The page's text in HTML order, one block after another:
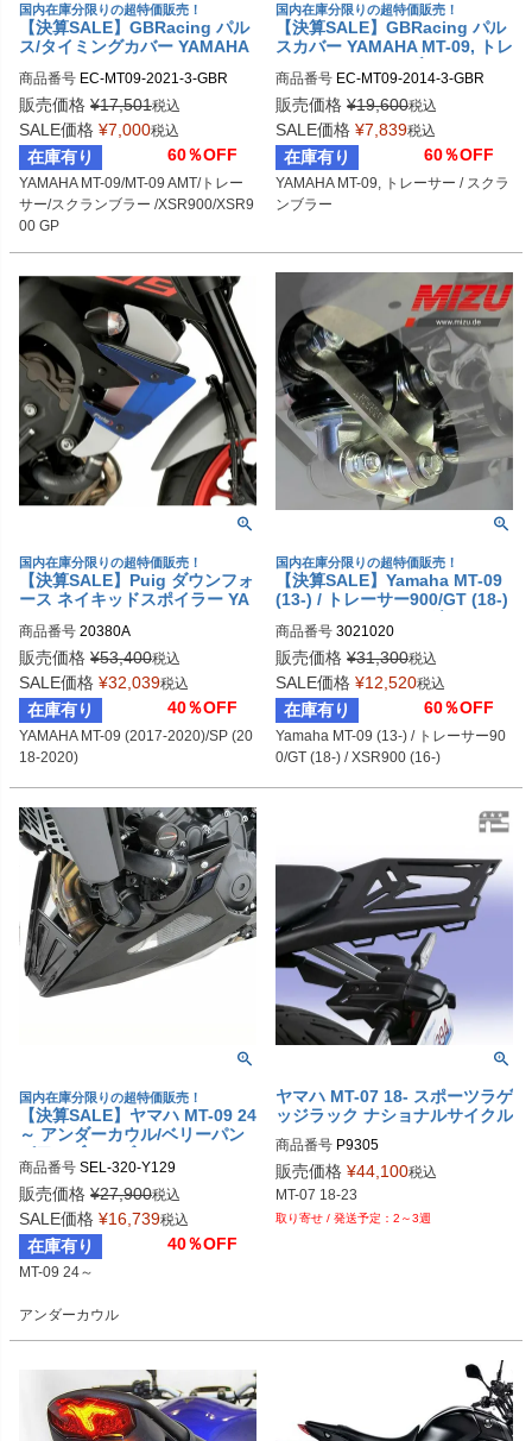
国内在庫分限りの超特価販売！
【決算SALE】GBRacing パル
ス/タイミングカバー YAMAHA
スクランブラー /XSR900/XSR9
00 GP
商品番号 EC-MT09-2021-3-GBR
gbr_EC-MT09-2021-3-GBR
販売価格 ¥17,501税込
SALE価格 ¥7,000税込
在庫有り 60％OFF
YAMAHA MT-09/MT-09 AMT/トレー
サー/スクランブラー /XSR900/XSR9
00 GP
国内在庫分限りの超特価販売！
【決算SALE】GBRacing パル
スカバー YAMAHA MT-09, トレ
商品番号 EC-MT09-2014-3-GBR
gbr_EC-MT09-2014-3-GBR
販売価格 ¥19,600税込
SALE価格 ¥7,839税込
在庫有り 60％OFF
YAMAHA MT-09, トレーサー / スクラ
ンブラー
国内在庫分限りの超特価販売！
【決算SALE】Puig ダウンフォ
ース ネイキッドスポイラー YA
(2018-2020)
商品番号 20380A
販売価格 ¥53,400税込
SALE価格 ¥32,039税込
在庫有り 40％OFF
YAMAHA MT-09 (2017-2020)/SP (20
18-2020)
国内在庫分限りの超特価販売！
【決算SALE】Yamaha MT-09
(13-) / トレーサー900/GT (18-)
ト(25mm) MIZU
商品番号 3021020
販売価格 ¥31,300税込
SALE価格 ¥12,520税込
在庫有り 60％OFF
Yamaha MT-09 (13-) / トレーサー90
0/GT (18-) / XSR900 (16-)
国内在庫分限りの超特価販売！
【決算SALE】ヤマハ MT-09 24
～ アンダーカウル/ベリーパン
パワーブロンズ
商品番号 SEL-320-Y129
320-Y129
320-Y129-603：ブラック/シルバー
メッシュ
320-Y129-670：マットブラック/シ
ルバーメッシュ
ルバーメッシュ
販売価格 ¥27,900税込
SALE価格 ¥16,739税込
在庫有り 40％OFF
MT-09 24～
アンダーカウル
ヤマハ MT-07 18- スポーツラゲ
ッジラック ナショナルサイクル
商品番号 P9305
販売価格 ¥44,100税込
2～3週